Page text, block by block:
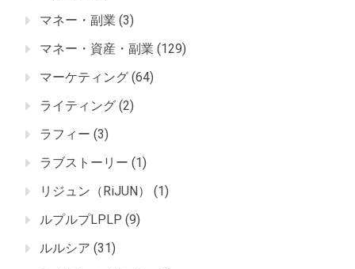
マネー・副業 (3)
マネー・資産・副業 (129)
マーケティング (64)
ライティング (2)
ラフィー (3)
ラブストーリー (1)
リジュン（RiJUN）
(1)
ルプルプLPLP (9)
ルルシア (31)